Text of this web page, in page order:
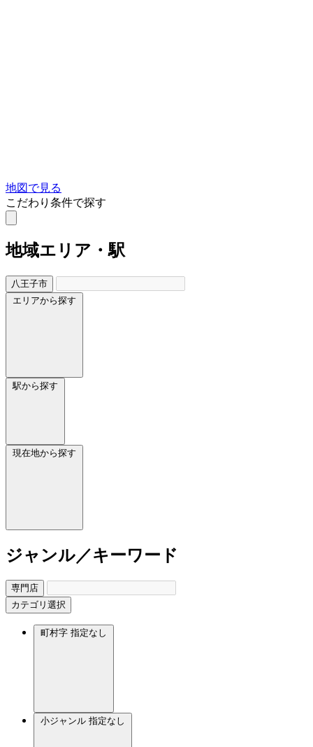
地図で見る
こだわり条件で探す
地域エリア・駅
八王子市
エリアから探す
駅から探す
現在地から探す
ジャンル／キーワード
専門店
カテゴリ選択
町村字 指定なし
小ジャンル 指定なし